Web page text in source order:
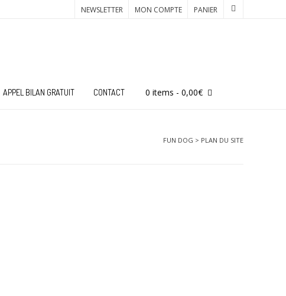
NEWSLETTER MON COMPTE PANIER
APPEL BILAN GRATUIT CONTACT 0 items - 0,00€
FUN DOG > PLAN DU SITE